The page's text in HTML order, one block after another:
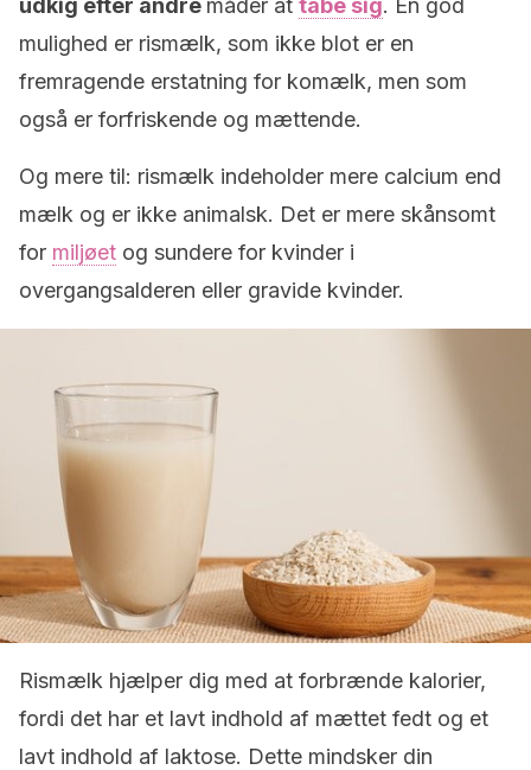
udkig efter andre måder at tabe sig. En god
mulighed er rismælk, som ikke blot er en
fremragende erstatning for komælk, men som
også er forfriskende og mættende.
Og mere til: rismælk indeholder mere calcium end
mælk og er ikke animalsk. Det er mere skånsomt
for miljøet og sundere for kvinder i
overgangsalderen eller gravide kvinder.
Rismælk hjælper dig med at forbrænde kalorier,
fordi det har et lavt indhold af mættet fedt og et
lavt indhold af laktose. Dette mindsker din